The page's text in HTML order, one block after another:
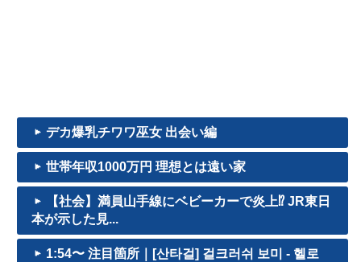
デカ爆乳チワワ巫女 出会い編
世帯年収1000万円 理想とは遠い家
【社会】満員山手線にベビーカーで炎上⁉ JR東日
本が示した見...
1:54〜 注目箇所｜[산타걸] 걸크러쉬 보미 - 헬로